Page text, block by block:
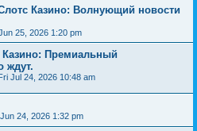
Казино: Волнующий новости
25, 2026 1:20 pm
Казино: Премиальный
ждут.
Jul 24, 2026 10:48 am
24, 2026 1:32 pm